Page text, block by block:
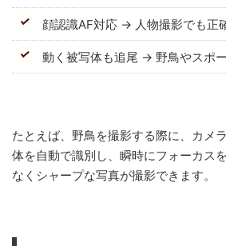
顔認識AF対応 → 人物撮影でも正
動く被写体も追尾 → 野鳥やスポ
たとえば、野鳥を撮影する際に、カメ
体を自動で識別し、瞬時にフォーカス
なくシャープな写真が撮影できます。